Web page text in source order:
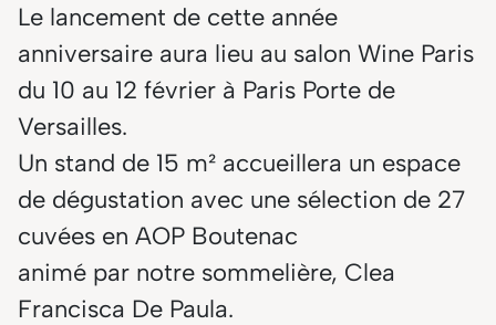
Le lancement de cette année
anniversaire aura lieu au salon Wine Paris
du 10 au 12 février à Paris Porte de
Versailles.
Un stand de 15 m² accueillera un espace
de dégustation avec une sélection de 27
cuvées en AOP Boutenac
animé par notre sommelière, Clea
Francisca De Paula.